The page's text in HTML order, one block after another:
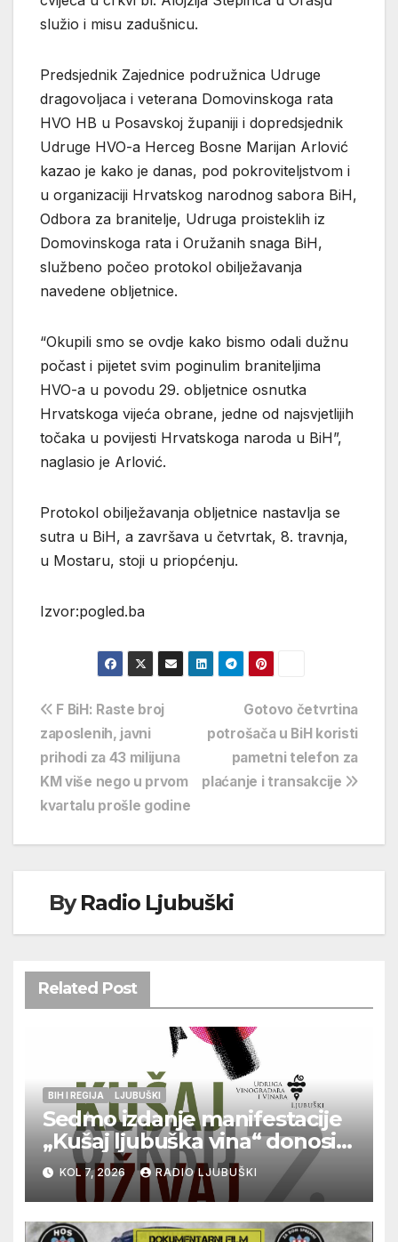
služio i misu zadušnicu.
Predsjednik Zajednice podružnica Udruge
dragovoljaca i veterana Domovinskoga rata
HVO HB u Posavskoj županiji i dopredsjednik
Udruge HVO-a Herceg Bosne Marijan Arlović
kazao je kako je danas, pod pokroviteljstvom i
u organizaciji Hrvatskog narodnog sabora BiH,
Odbora za branitelje, Udruga proisteklih iz
Domovinskoga rata i Oružanih snaga BiH,
službeno počeo protokol obilježavanja
navedene obljetnice.
“Okupili smo se ovdje kako bismo odali dužnu
počast i pijetet svim poginulim braniteljima
HVO-a u povodu 29. obljetnice osnutka
Hrvatskoga vijeća obrane, jedne od najsvjetlijih
točaka u povijesti Hrvatskoga naroda u BiH”,
naglasio je Arlović.
Protokol obilježavanja obljetnice nastavlja se
sutra u BiH, a završava u četvrtak, 8. travnja,
u Mostaru, stoji u priopćenju.
Izvor:pogled.ba
Navigacija
objava
Gotovo četvrtina
potrošača u BiH koristi
pametni telefon za
plaćanje i transakcije
F BiH: Raste broj
zaposlenih, javni
prihodi za 43 milijuna
KM više nego u prvom
kvartalu prošle godine
ByRadio Ljubuški
Related Post
BIH I REGIJA LJUBUŠKI
Sedmo izdanje manifestacije
„Kušaj ljubuška vina“ donosi
vrhunska vina, gastronomiju i
glazbu
KOL 7, 2026 RADIO LJUBUŠKI